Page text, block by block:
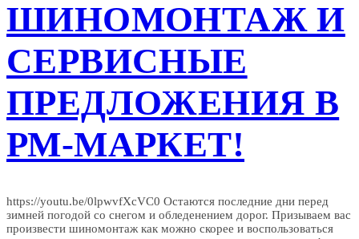
ШИНОМОНТАЖ И
СЕРВИСНЫЕ
ПРЕДЛОЖЕНИЯ В
РМ-МАРКЕТ!
https://youtu.be/0lpwvfXcVC0 Остаются последние дни перед
зимней погодой со снегом и обледенением дорог. Призываем вас
произвести шиномонтаж как можно скорее и воспользоваться